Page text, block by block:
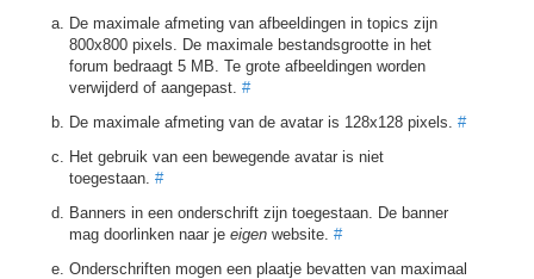
De maximale afmeting van afbeeldingen in topics zijn
800x800 pixels. De maximale bestandsgrootte in het
forum bedraagt 5 MB. Te grote afbeeldingen worden
verwijderd of aangepast. #
De maximale afmeting van de avatar is 128x128 pixels. #
Het gebruik van een bewegende avatar is niet
toegestaan. #
Banners in een onderschrift zijn toegestaan. De banner
mag doorlinken naar je eigenwebsite. #
Onderschriften mogen een plaatje bevatten van maximaal